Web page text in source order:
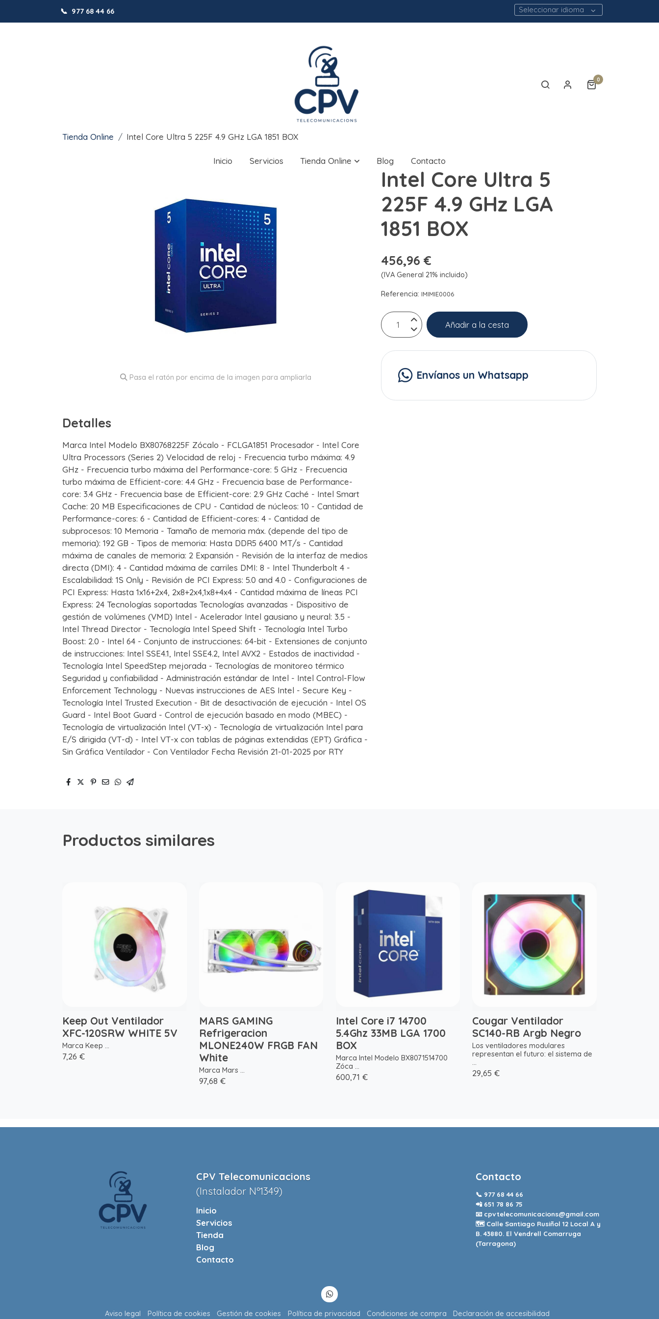
📞 977 68 44 66 Seleccionar idioma
0
Inicio Servicios Tienda Online Blog Contacto
Tienda Online Intel Core Ultra 5 225F 4.9 GHz LGA 1851 BOX
Pasa el ratón por encima de la imagen para ampliarla
Detalles
Marca Intel Modelo BX80768225F Zócalo - FCLGA1851 Procesador - Intel Core
Ultra Processors (Series 2) Velocidad de reloj - Frecuencia turbo máxima: 4.9
GHz - Frecuencia turbo máxima del Performance-core: 5 GHz - Frecuencia
turbo máxima de Efficient-core: 4.4 GHz - Frecuencia base de Performance-
core: 3.4 GHz - Frecuencia base de Efficient-core: 2.9 GHz Caché - Intel Smart
Cache: 20 MB Especificaciones de CPU - Cantidad de núcleos: 10 - Cantidad de
Performance-cores: 6 - Cantidad de Efficient-cores: 4 - Cantidad de
subprocesos: 10 Memoria - Tamaño de memoria máx. (depende del tipo de
memoria): 192 GB - Tipos de memoria: Hasta DDR5 6400 MT/s - Cantidad
máxima de canales de memoria: 2 Expansión - Revisión de la interfaz de medios
directa (DMI): 4 - Cantidad máxima de carriles DMI: 8 - Intel Thunderbolt 4 -
Escalabilidad: 1S Only - Revisión de PCI Express: 5.0 and 4.0 - Configuraciones de
PCI Express: Hasta 1x16+2x4, 2x8+2x4,1x8+4x4 - Cantidad máxima de líneas PCI
Express: 24 Tecnologías soportadas Tecnologías avanzadas - Dispositivo de
gestión de volúmenes (VMD) Intel - Acelerador Intel gausiano y neural: 3.5 -
Intel Thread Director - Tecnología Intel Speed Shift - Tecnología Intel Turbo
Boost: 2.0 - Intel 64 - Conjunto de instrucciones: 64-bit - Extensiones de conjunto
de instrucciones: Intel SSE4.1, Intel SSE4.2, Intel AVX2 - Estados de inactividad -
Tecnología Intel SpeedStep mejorada - Tecnologías de monitoreo térmico
Seguridad y confiabilidad - Administración estándar de Intel - Intel Control-Flow
Enforcement Technology - Nuevas instrucciones de AES Intel - Secure Key -
Tecnología Intel Trusted Execution - Bit de desactivación de ejecución - Intel OS
Guard - Intel Boot Guard - Control de ejecución basado en modo (MBEC) -
Tecnología de virtualización Intel (VT-x) - Tecnología de virtualización Intel para
E/S dirigida (VT-d) - Intel VT-x con tablas de páginas extendidas (EPT) Gráfica -
Sin Gráfica Ventilador - Con Ventilador Fecha Revisión 21-01-2025 por RTY
Intel Core Ultra 5
225F 4.9 GHz LGA
1851 BOX
456,96 €
(IVA General 21% incluido)
Referencia: IMIMIE0006
Añadir a la cesta
Envíanos un Whatsapp
Productos similares
Keep Out Ventilador
XFC-120SRW WHITE 5V
Marca Keep ...
7,26 €
MARS GAMING
Refrigeracion
MLONE240W FRGB FAN
White
Marca Mars ...
97,68 €
Intel Core i7 14700
5.4Ghz 33MB LGA 1700
BOX
Marca Intel Modelo BX8071514700
Zóca ...
600,71 €
Cougar Ventilador
SC140-RB Argb Negro
Los ventiladores modulares
representan el futuro: el sistema de
...
29,65 €
CPV Telecomunicacions
(Instalador Nº1349)
Inicio
Servicios
Tienda
Blog
Contacto
Contacto
📞 977 68 44 66
📲 651 78 86 75
📧 cpvtelecomunicacions@gmail.com
🗺️ Calle Santiago Rusiñol 12 Local A y
B. 43880. El Vendrell Comarruga
(Tarragona)
Aviso legal Política de cookies Gestión de cookies Política de privacidad Condiciones de compra Declaración de accesibilidad